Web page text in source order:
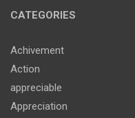
CATEGORIES
Achivement
Action
appreciable
Appreciation